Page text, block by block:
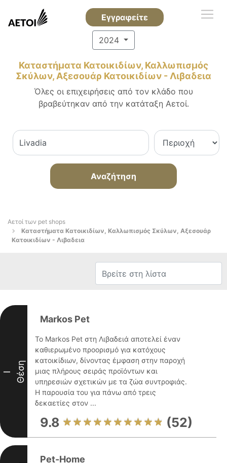
Εγγραφείτε
2024
Καταστήματα Κατοικιδίων, Καλλωπισμός
Σκύλων, Αξεσουάρ Κατοικιδίων - Λιβαδεια
Όλες οι επιχειρήσεις από τον κλάδο που
βραβεύτηκαν από την κατάταξη Αετοί.
Αναζήτηση
Αετοί των pet shops
Καταστήματα Κατοικιδίων, Καλλωπισμός Σκύλων, Αξεσουάρ
Κατοικιδίων - Λιβαδεια
I Θέση
Markos Pet
Το Markos Pet στη Λιβαδειά αποτελεί έναν
καθιερωμένο προορισμό για κατόχους
κατοικίδιων, δίνοντας έμφαση στην παροχή
μιας πλήρους σειράς προϊόντων και
υπηρεσιών σχετικών με τα ζώα συντροφιάς.
Η παρουσία του για πάνω από τρεις
δεκαετίες στον ...
9.8 (52)
Pet-Home